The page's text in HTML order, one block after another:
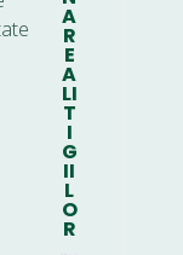
A
R
E
A
LI
T
I
G
II
L
O
R